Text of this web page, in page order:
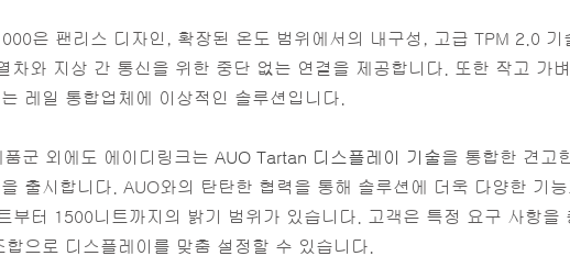
은 팬리스 디자인, 확장된 온도 범위에서의 내구성, 고급 TPM 2.0
차와 지상 간 통신을 위한 중단 없는 연결을 제공합니다. 또한 작고 가
레일 통합업체에 이상적인 솔루션입니다.
품군 외에도 에이디링크는 AUO Tartan 디스플레이 기술을 통합한 견고
출시합니다. AUO와의 탄탄한 협력을 통해 솔루션에 더욱 다양한 기
부터 1500니트까지의 밝기 범위가 있습니다. 고객은 특정 요구 사항
합으로 디스플레이를 맞춤 설정할 수 있습니다.